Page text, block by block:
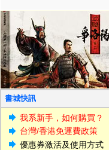
書城快訊
我系新手，如何購買？
台灣/香港免運費政策
優惠券激活及使用方式